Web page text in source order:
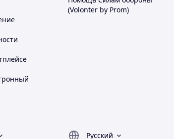
дымоход из нержавеющей
(Volonter by Prom)
Русский